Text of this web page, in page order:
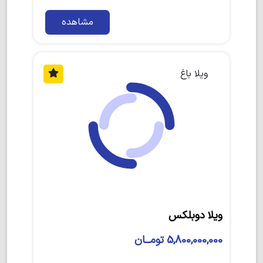
مشاهده
ویلا باغ
ویلا دوبلکس
5,800,000,000 تومــان